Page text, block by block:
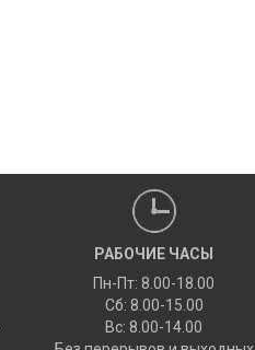
РАБОЧИЕ ЧАСЫ
Пн-Пт: 8.00-18.00
Сб: 8.00-15.00
Вс: 8.00-14.00